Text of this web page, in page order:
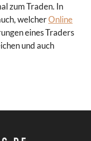
zum Traden. In
welcherOnline
eines Traders
und auch